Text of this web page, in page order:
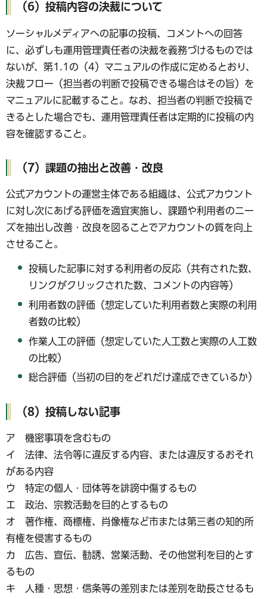
（6）投稿内容の決裁について
ソーシャルメディアへの記事の投稿、コメントへの回答
に、必ずしも運用管理責任者の決裁を義務づけるものでは
ないが、第1.1の（4）マニュアルの作成に定めるとおり、
決裁フロー（担当者の判断で投稿できる場合はその旨）を
マニュアルに記載すること。なお、担当者の判断で投稿で
きるとした場合でも、運用管理責任者は定期的に投稿の内
容を確認すること。
（7）課題の抽出と改善・改良
公式アカウントの運営主体である組織は、公式アカウント
に対し次にあげる評価を適宜実施し、課題や利用者のニー
ズを抽出し改善・改良を図ることでアカウントの質を向上
させること。
投稿した記事に対する利用者の反応（共有された数、
リンクがクリックされた数、コメントの内容等）
利用者数の評価（想定していた利用者数と実際の利用
者数の比較）
作業人工の評価（想定していた人工数と実際の人工数
の比較）
総合評価（当初の目的をどれだけ達成できているか）
（8）投稿しない記事
ア 機密事項を含むもの
イ 法律、法令等に違反する内容、または違反するおそれ
がある内容
ウ 特定の個人・団体等を誹謗中傷するもの
エ 政治、宗教活動を目的とするもの
オ 著作権、商標権、肖像権など市または第三者の知的所
有権を侵害するもの
カ 広告、宣伝、勧誘、営業活動、その他営利を目的とす
るもの
キ 人種・思想・信条等の差別または差別を助長させるも